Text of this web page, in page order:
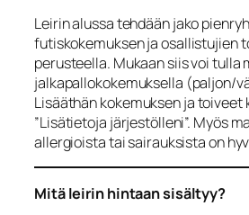
Leirin alussa tehdään jako
futiskokemuksen ja osallistujien
perusteella. Mukaan siis voi tulla
jalkapallokokemuksella (paljon/
Lisääthän kokemuksen ja toiveet
”Lisätietoja järjestölleni”. Myös
allergioista tai sairauksista on
Mitä leirin hintaan sisältyy?